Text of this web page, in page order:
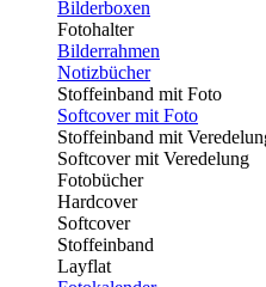
Bilderboxen
Fotohalter
Bilderrahmen
Notizbücher
Stoffeinband mit Foto
Softcover mit Foto
Stoffeinband mit
Softcover mit Veredelung
Fotobücher
Hardcover
Softcover
Stoffeinband
Layflat